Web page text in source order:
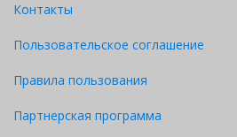
Контакты
Пользовательское соглашение
Правила пользования
Партнерская программа